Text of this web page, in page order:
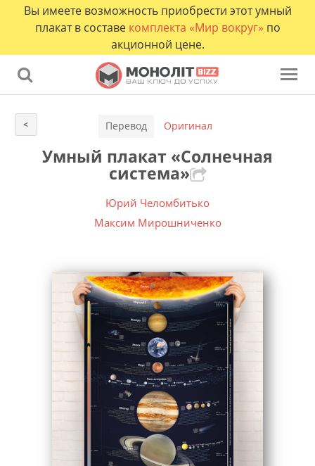
Вы имеете возможность приобрести этот умный
плакат в составе комплекта «Мир вокруг» по
акционной цене.
< Перевод Оригинал
Умный плакат «Солнечная
система»
Юрий Челомбитько
Максим Мирошниченко